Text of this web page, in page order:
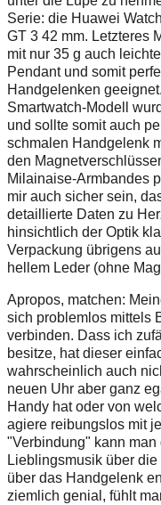
Serie: die Huawei
GT 3 42 mm. Letzteres
mit nur 35 g auch
Pendant und somit
Handgelenken
Smartwatch-Modell
und sollte somit auch
schmalen Handgelenk
den
Milainaise-Armbandes
mir auch sicher sein,
detaillierte Daten zu
hinsichtlich der Optik
Verpackung übrigens
hellem Leder (ohne
Apropos, matchen:
sich problemlos mittels
verbinden. Dass ich
besitze, hat dieser
wahrscheinlich auch
neuen Uhr aber ganz
Handy hat oder von
agiere reibungslos mit
"Verbindung" kann
Lieblingsmusik über
über das Handgelenk
ziemlich genial, fühlt